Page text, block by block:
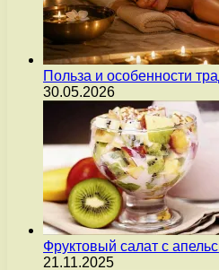
Польза и особенности
30.05.2026
Фруктовый салат с
21.11.2025